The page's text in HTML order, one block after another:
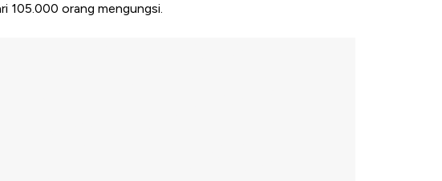
105.000 orang mengungsi.